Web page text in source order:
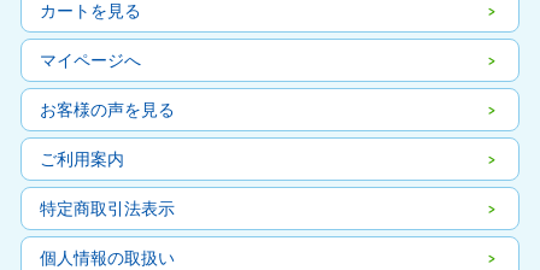
カートを見る
マイページへ
お客様の声を見る
ご利用案内
特定商取引法表示
個人情報の取扱い